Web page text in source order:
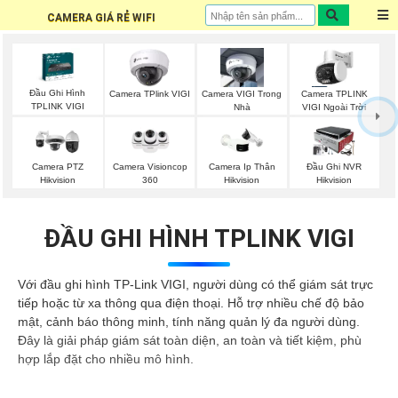
CAMERA GIÁ RẺ WIFI
Đầu Ghi Hình
TPLINK VIGI
Camera TPlink VIGI
Camera VIGI Trong
Nhà
Camera TPLINK
VIGI Ngoài Trời
Camera PTZ
Hikvision
Camera Visioncop
360
Camera Ip Thân
Hikvision
Đầu Ghi NVR
Hikvision
ĐẦU GHI HÌNH TPLINK VIGI
Với đầu ghi hình TP-Link VIGI, người dùng có thể giám sát trực
tiếp hoặc từ xa thông qua điện thoại. Hỗ trợ nhiều chế độ bảo
mật, cảnh báo thông minh, tính năng quản lý đa người dùng.
Đây là giải pháp giám sát toàn diện, an toàn và tiết kiệm, phù
hợp lắp đặt cho nhiều mô hình.